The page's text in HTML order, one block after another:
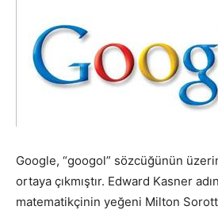
Google, “googol” sözcüğünün
ortaya çıkmıştır. Edward Kasner
matematikçinin yeğeni Milton